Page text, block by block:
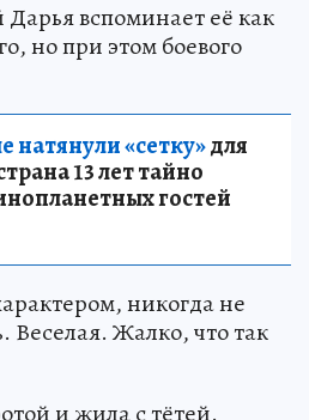
вспоминает её как
но при этом боевого
«сетку»для
13 лет тайно
гостей
никогда не
Веселая. Жалко, что так
и жила с тётей.